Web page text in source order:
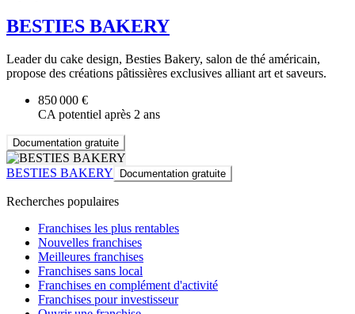
BESTIES BAKERY
Leader du cake design, Besties Bakery, salon de thé américain,
propose des créations pâtissières exclusives alliant art et saveurs.
850 000 €
CA potentiel après 2 ans
Documentation gratuite
BESTIES BAKERY Documentation gratuite
Recherches populaires
Franchises les plus rentables
Nouvelles franchises
Meilleures franchises
Franchises sans local
Franchises en complément d'activité
Franchises pour investisseur